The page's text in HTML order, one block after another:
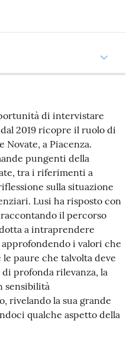
di intervistare
2019 ricopre il ruolo di
a Piacenza.
pungenti della
tra i riferimenti a
sulla situazione
Lusi ha risposto con
il percorso
a intraprendere
i valori che
paure che talvolta deve
profonda rilevanza, la
sensibilità
rivelando la sua grande
qualche aspetto della